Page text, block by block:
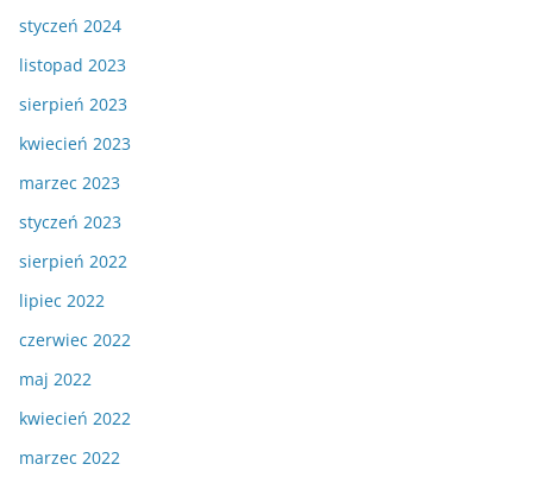
styczeń 2024
listopad 2023
sierpień 2023
kwiecień 2023
marzec 2023
styczeń 2023
sierpień 2022
lipiec 2022
czerwiec 2022
maj 2022
kwiecień 2022
marzec 2022